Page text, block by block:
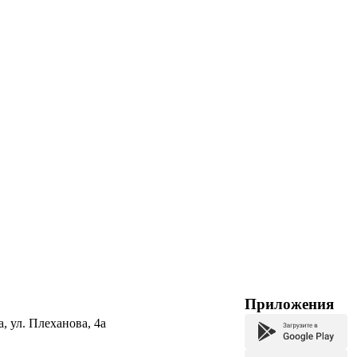
ул. Плеханова, 4а
Приложения